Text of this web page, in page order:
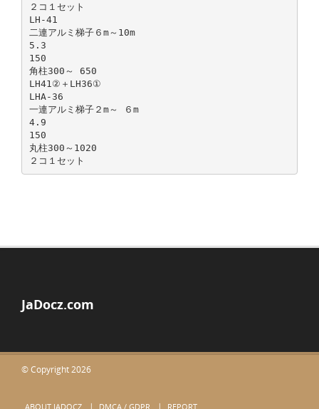
２コ１セット
LH-41
二連アルミ梯子６m～10m
5.3
150
角柱300～ 650
LH41②＋LH36①
LHA-36
一連アルミ梯子２m～ ６m
4.9
150
丸柱300～1020
JaDocz.com
© Copyright 2026
ABOUT JADOCZ DMCA / GDPR REPORT